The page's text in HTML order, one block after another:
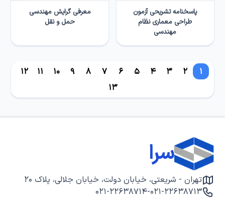
پاسخنامه تشریحی آزمون
طراحی معماری نظام
مهندسی
معرفی گرایش مهندسی
حمل و نقل
1
2
3
4
5
6
7
8
9
10
11
12
13
سرا
تهران - شریعتی، خیابان دولت، خیابان جلالی، پلاک ۲۰
۰۲۱-۲۲۶۳۸۷۱۳-۰۲۱-۲۲۶۳۸۷۱۴